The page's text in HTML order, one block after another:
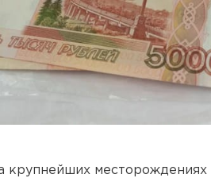
крупнейших месторождениях